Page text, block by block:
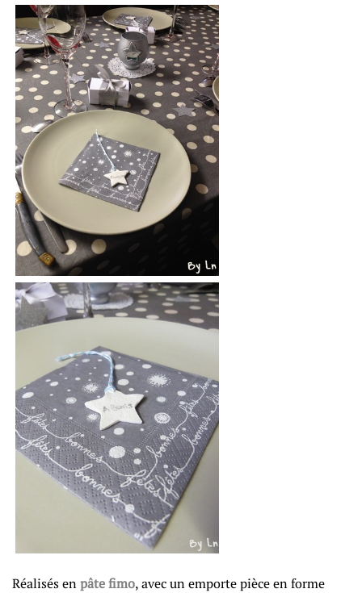
Réalisés enpâte fimo, avec un emporte pièce en forme